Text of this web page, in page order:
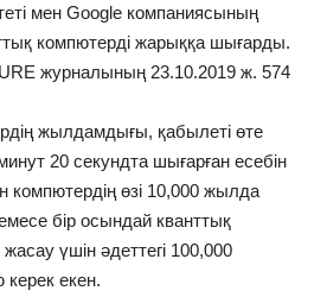
мен Google компаниясының
компютерді жарыққа шығарды.
журналының 23.10.2019 ж. 574
жылдамдығы, қабылеті өте
20 секундта шығарған есебін
компютердің өзі 10,000 жылда
бір осындай кванттық
үшін әдеттегі 100,000
керек екен.